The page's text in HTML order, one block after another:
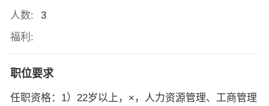
人数:
3
福利:
职位要求
任职资格：1）22岁以上，×，人力资源管理、工商管理